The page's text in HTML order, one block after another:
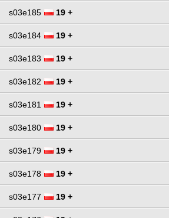
s03e185 19 +
s03e184 19 +
s03e183 19 +
s03e182 19 +
s03e181 19 +
s03e180 19 +
s03e179 19 +
s03e178 19 +
s03e177 19 +